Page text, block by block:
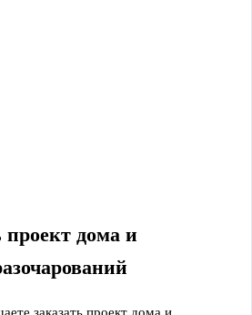
проект дома и
заказать проект дома и